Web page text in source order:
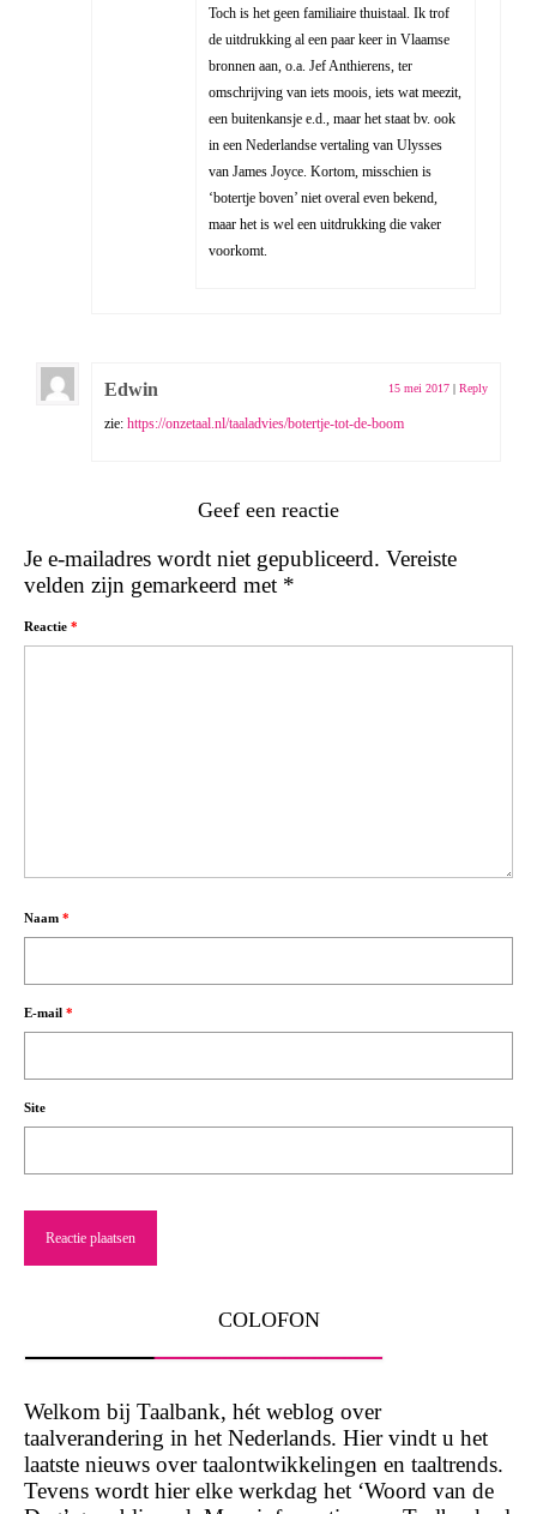
Toch is het geen familiaire thuistaal. Ik trof
de uitdrukking al een paar keer in Vlaamse
bronnen aan, o.a. Jef Anthierens, ter
omschrijving van iets moois, iets wat meezit,
een buitenkansje e.d., maar het staat bv. ook
in een Nederlandse vertaling van Ulysses
van James Joyce. Kortom, misschien is
‘botertje boven’ niet overal even bekend,
maar het is wel een uitdrukking die vaker
voorkomt.
Edwin 15 mei 2017 | Reply
zie: https://onzetaal.nl/taaladvies/botertje-tot-de-boom
Geef een reactie
Je e-mailadres wordt niet gepubliceerd. Vereiste
velden zijn gemarkeerd met *
Reactie *
Naam *
E-mail *
Site
COLOFON
Welkom bij Taalbank, hét weblog over
taalverandering in het Nederlands. Hier vindt u het
laatste nieuws over taalontwikkelingen en taaltrends.
Tevens wordt hier elke werkdag het ‘Woord van de